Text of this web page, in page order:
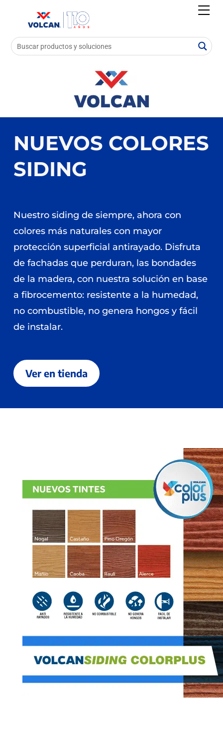
NUEVOS COLORES
SIDING
Nuestro siding de siempre, ahora con
colores más naturales con mayor
protección superficial antirayado. Disfruta
de fachadas que perduran, las bondades
de la madera, con nuestra solución en base
a fibrocemento: resistente a la humedad,
no combustible, no genera hongos y fácil
de instalar.
Ver en tienda